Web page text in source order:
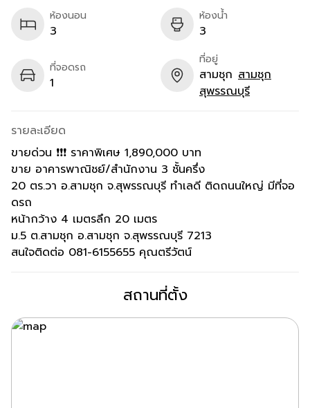
ห้องนอน
3
ห้องน้ำ
3
ที่จอดรถ
1
ที่อยู่
สามชุก สามชุก
สุพรรณบุรี
รายละเอียด
ขายด่วน ❗️❗️❗️ ราคาพิเศษ 1,890,000 บาท
ขาย อาคารพาณิชย์/สำนักงาน 3 ชั้นครึ่ง
20 ตร.วา อ.สามชุก จ.สุพรรณบุรี ทำเลดี ติดถนนใหญ่ มีที่จอ
ดรถ
หน้ากว้าง 4 เมตรลึก 20 เมตร
ม.5 ต.สามชุก อ.สามชุก จ.สุพรรณบุรี 7213
สนใจติดต่อ 081-6155655 คุณตรีวัตน์
สถานที่ตั้ง